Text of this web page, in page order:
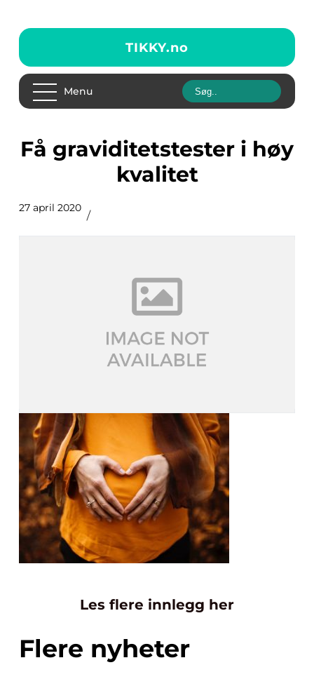
TIKKY.no
Menu
Få graviditetstester i høy
kvalitet
27 april 2020
Les flere innlegg her
Flere nyheter